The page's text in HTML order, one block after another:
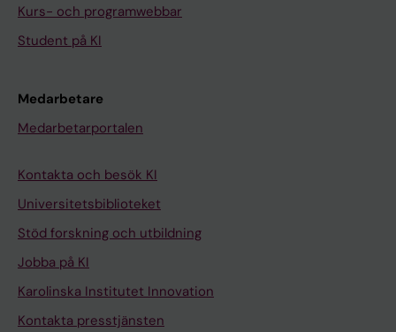
Kurs- och programwebbar
Student på KI
Medarbetare
Medarbetarportalen
Kontakta och besök KI
Universitetsbiblioteket
Stöd forskning och utbildning
Jobba på KI
Karolinska Institutet Innovation
Kontakta presstjänsten